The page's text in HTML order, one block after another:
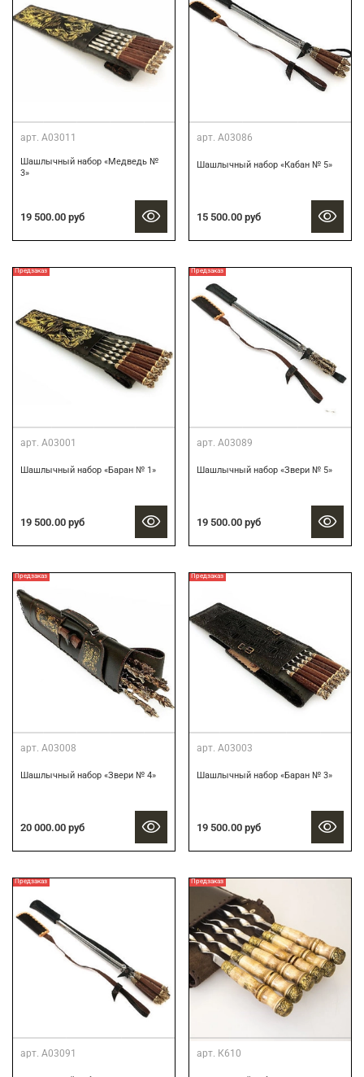
арт. А03011
Шашлычный набор «Медведь №
3»
19 500.00 руб
арт. А03086
Шашлычный набор «Кабан № 5»
15 500.00 руб
Предзаказ
арт. А03001
Шашлычный набор «Баран № 1»
19 500.00 руб
Предзаказ
арт. А03089
Шашлычный набор «Звери № 5»
19 500.00 руб
Предзаказ
арт. А03008
Шашлычный набор «Звери № 4»
20 000.00 руб
Предзаказ
арт. А03003
Шашлычный набор «Баран № 3»
19 500.00 руб
Предзаказ
арт. А03091
Предзаказ
арт. К610